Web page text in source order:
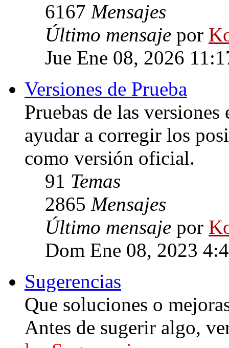
6167 Mensajes
Último mensaje por
Jue Ene 08, 2026
Versiones de Prueba
Pruebas de las
ayudar a corregir los
como versión oficial.
91 Temas
2865 Mensajes
Último mensaje por
Dom Ene 08, 2023
Sugerencias
Que soluciones o
Antes de sugerir algo,